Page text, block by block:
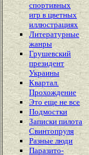
спортивных
игр в цветных
иллюстрациях
Литературные
жанры
Грушевский
президент
Украины
Квартал.
Прохождение
Это еще не все
Подмостки
Записки пилота
Свинтопруля
Разные люди
Паразито-